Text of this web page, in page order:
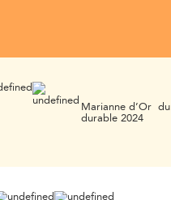
Marianne d’Or
durable 2024